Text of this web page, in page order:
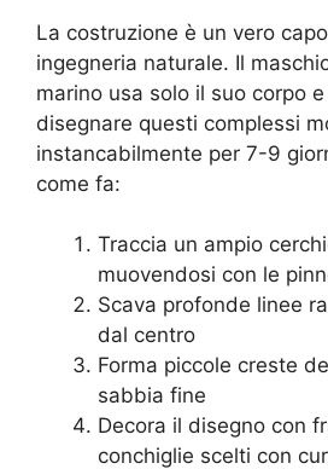
La costruzione è un vero
ingegneria naturale. Il
marino usa solo il suo corpo
disegnare questi complessi
instancabilmente per 7-9
come fa:
Traccia un ampio
muovendosi con le
Scava profonde linee
dal centro
Forma piccole creste
sabbia fine
Decora il disegno con
conchiglie scelti con